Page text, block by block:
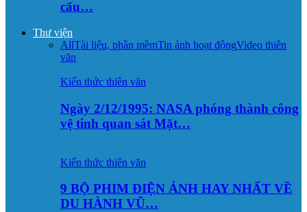
cấu…
Thư viện
AllTài liệu, phần mềmTin ảnh hoạt độngVideo thiên
văn
Kiến thức thiên văn
Ngày 2/12/1995: NASA phóng thành công
vệ tinh quan sát Mặt…
Kiến thức thiên văn
9 BỘ PHIM ĐIỆN ẢNH HAY NHẤT VỀ
DU HÀNH VŨ…